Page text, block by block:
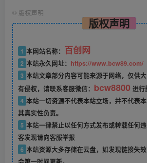
© 版权声明
版权声明
1 本网站名称： 百创网
2 本站永久网址： https://www.bcw89.com/
3 本站文章部分内容可能来源于网络，仅供
有侵权，请联系客服微信： bcw8800 进行
4 本站一切资源不代表本站立场，并不代表
其真实性负责。
5 本站一律禁止以任何方式发布或转载任何
客发现请向客服举报
6 本站资源大多存储在云盘，如发现链接失